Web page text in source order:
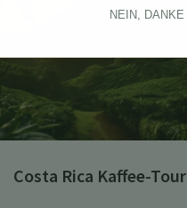
Costa Rica Kaffee-Tour
NEIN, DANKE